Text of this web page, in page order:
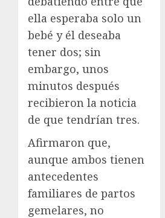
ella esperaba solo un
bebé y él deseaba
tener dos; sin
embargo, unos
minutos después
recibieron la noticia
de que tendrían tres.
Afirmaron que,
aunque ambos tienen
antecedentes
familiares de partos
gemelares, no